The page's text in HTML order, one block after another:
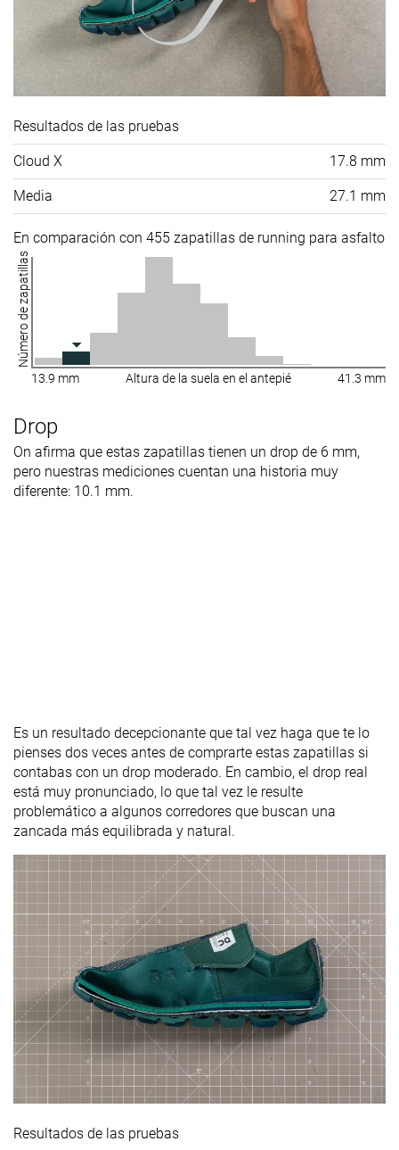
Resultados de las pruebas
Cloud X 17.8 mm
Media 27.1 mm
En comparación con 455 zapatillas de running para asfalto
Número de zapatillas
13.9 mm Altura de la suela en el antepié 41.3 mm
Drop
On afirma que estas zapatillas tienen un drop de 6 mm,
pero nuestras mediciones cuentan una historia muy
diferente: 10.1 mm.
Es un resultado decepcionante que tal vez haga que te lo
pienses dos veces antes de comprarte estas zapatillas si
contabas con un drop moderado. En cambio, el drop real
está muy pronunciado, lo que tal vez le resulte
problemático a algunos corredores que buscan una
zancada más equilibrada y natural.
Resultados de las pruebas